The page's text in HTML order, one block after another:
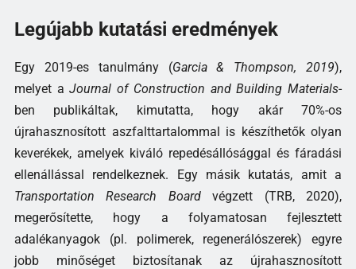
Legújabb kutatási eredmények
Egy 2019-es tanulmány (Garcia & Thompson, 2019),
melyet aJournal of Construction and Building Materials-
ben publikáltak, kimutatta, hogy akár 70%-os
újrahasznosított aszfalttartalommal is készíthetők olyan
keverékek, amelyek kiváló repedésállósággal és fáradási
ellenállással rendelkeznek. Egy másik kutatás, amit a
Transportation Research Boardvégzett (TRB, 2020),
megerősítette, hogy a folyamatosan fejlesztett
adalékanyagok (pl. polimerek, regenerálószerek) egyre
jobb minőséget biztosítanak az újrahasznosított